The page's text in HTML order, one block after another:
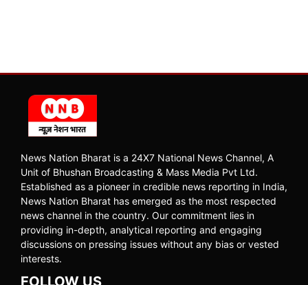
News Nation Bharat is a 24X7 National News Channel, A
Unit of Bhushan Broadcasting & Mass Media Pvt Ltd.
Established as a pioneer in credible news reporting in India,
News Nation Bharat has emerged as the most respected
news channel in the country. Our commitment lies in
providing in-depth, analytical reporting and engaging
discussions on pressing issues without any bias or vested
interests.
FOLLOW US